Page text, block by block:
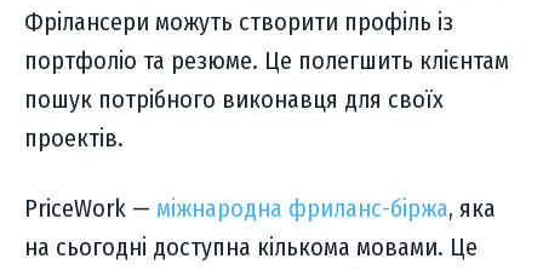
Фрілансери можуть створити профіль із
портфоліо та резюме. Це полегшить клієнтам
пошук потрібного виконавця для своїх
проектів.
PriceWork — міжнародна фриланс-біржа, яка
на сьогодні доступна кількома мовами. Це